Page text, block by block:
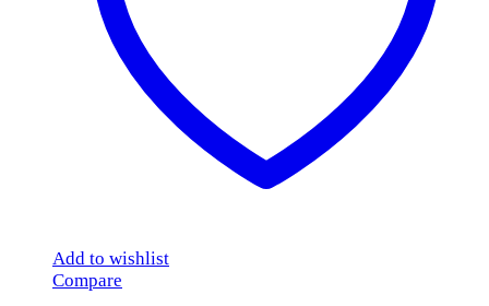
Add to wishlist
Compare